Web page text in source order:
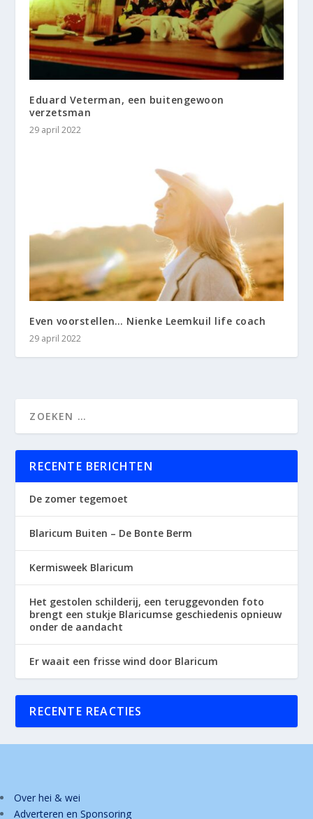
Eduard Veterman, een buitengewoon
verzetsman
29 april 2022
Even voorstellen… Nienke Leemkuil life coach
29 april 2022
RECENTE BERICHTEN
De zomer tegemoet
Blaricum Buiten – De Bonte Berm
Kermisweek Blaricum
Het gestolen schilderij, een teruggevonden foto
brengt een stukje Blaricumse geschiedenis opnieuw
onder de aandacht
Er waait een frisse wind door Blaricum
RECENTE REACTIES
Over hei & wei
Adverteren en Sponsoring